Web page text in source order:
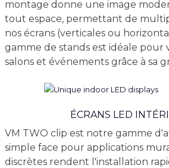
montage donne une image
tout espace, permettant de
nos écrans (verticales ou
gamme de stands est idéale pour
salons et événements grâce à sa
ÉCRANS LED
VM TWO clip est notre gamme
simple face pour applications
discrètes rendent l'installation